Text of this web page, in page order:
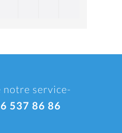
notre service-
537 86 86